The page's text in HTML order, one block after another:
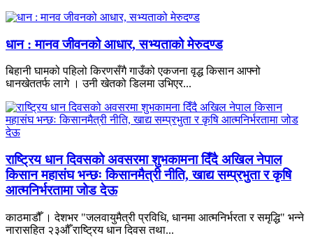
धान : मानव जीवनको आधार, सभ्यताको मेरुदण्ड
बिहानी घामको पहिलो किरणसँगै गाउँको एकजना वृद्ध किसान आफ्नो
धानखेततर्फ लागे । उनी खेतको डिलमा उभिएर...
राष्ट्रिय धान दिवसको अवसरमा शुभकामना दिँदै अखिल नेपाल
किसान महासंघ भन्छः किसानमैत्री नीति, खाद्य सम्प्रभुता र कृषि
आत्मनिर्भरतामा जोड देऊ
काठमाडौँ । देशभर "जलवायुमैत्री प्रविधि, धानमा आत्मनिर्भरता र समृद्धि" भन्ने
नारासहित २३औँ राष्ट्रिय धान दिवस तथा...